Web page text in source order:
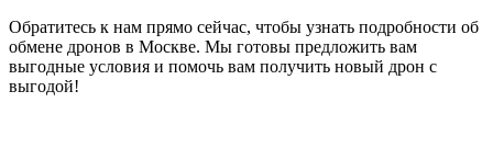
Обратитесь к нам прямо сейчас, чтобы узнать подробности об
обмене дронов в Москве. Мы готовы предложить вам
выгодные условия и помочь вам получить новый дрон с
выгодой!